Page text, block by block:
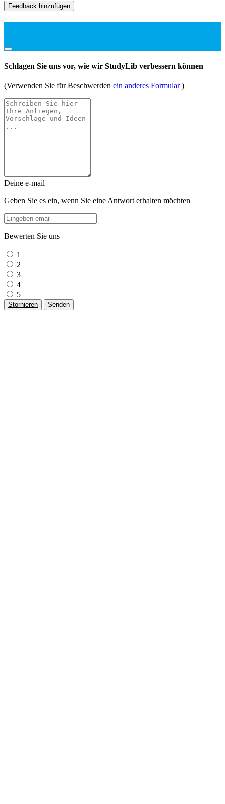
Feedback hinzufügen
Schlagen Sie uns vor, wie wir StudyLib verbessern können
(Verwenden Sie für Beschwerden ein anderes Formular)
Deine e-mail
Geben Sie es ein, wenn Sie eine Antwort erhalten möchten
Bewerten Sie uns
1
2
3
4
5
Stornieren Senden